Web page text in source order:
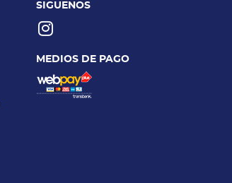
SIGUENOS
MEDIOS DE PAGO